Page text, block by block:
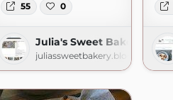
55 0
Julia's Sweet Bakery
juliassweetbakery.blogspot.com